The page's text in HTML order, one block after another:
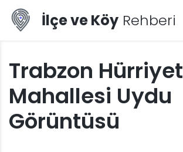
İlçe ve Köy Rehberi
Trabzon Hürriyet
Mahallesi Uydu
Görüntüsü